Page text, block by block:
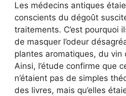
Les médecins antiques
conscients du dégoût
traitements. C’est pourquoi
de masquer l’odeur
plantes aromatiques, du vin
Ainsi, l’étude confirme que
n’étaient pas de simples
des livres, mais qu’elles